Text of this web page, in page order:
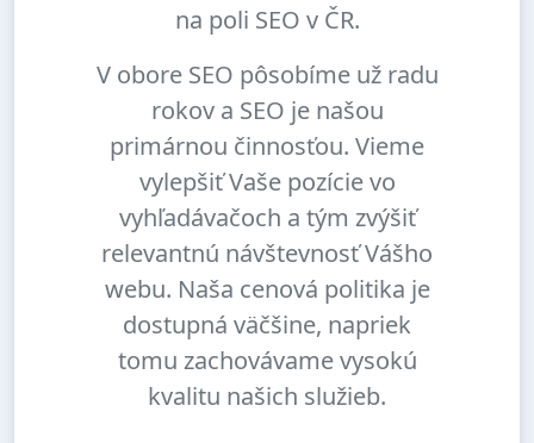
na poli SEO v ČR.
V obore SEO pôsobíme už radu
rokov a SEO je našou
primárnou činnosťou. Vieme
vylepšiť Vaše pozície vo
vyhľadávačoch a tým zvýšiť
relevantnú návštevnosť Vášho
webu. Naša cenová politika je
dostupná väčšine, napriek
tomu zachovávame vysokú
kvalitu našich služieb.